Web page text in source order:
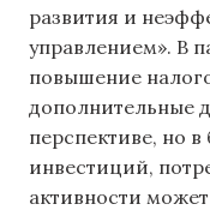
развития и
управлением». В
повышение
дополнительные
перспективе, но
инвестиций,
активности